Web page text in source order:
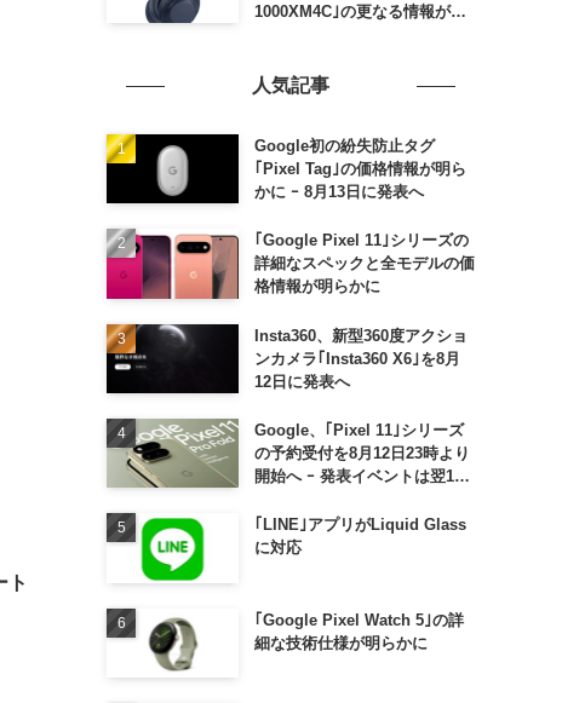
ト
1000XM4C｣の更なる情報が明
人気記事
Google初の紛失防止タグ
｢Pixel Tag｣の価格情報が明ら
かに ｰ 8月13日に発表へ
｢Google Pixel 11｣シリーズの
詳細なスペックと全モデルの価
格情報が明らかに
Insta360、新型360度アクショ
ンカメラ｢Insta360 X6｣を8月
12日に発表へ
Google、｢Pixel 11｣シリーズ
の予約受付を8月12日23時より
開始へ ｰ 発表イベントは翌13
｢LINE｣アプリがLiquid Glass
に対応
｢Google Pixel Watch 5｣の詳
細な技術仕様が明らかに